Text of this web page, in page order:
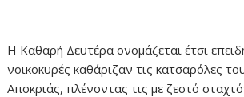
Η Καθαρή Δευτέρα ονομάζεται έτσι
νοικοκυρές καθάριζαν τις κατσαρόλες
Αποκριάς, πλένοντας τις με ζεστό